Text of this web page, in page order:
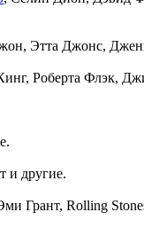
Этта Джонс,
Роберта Флэк,
и другие.
Грант, Rolling